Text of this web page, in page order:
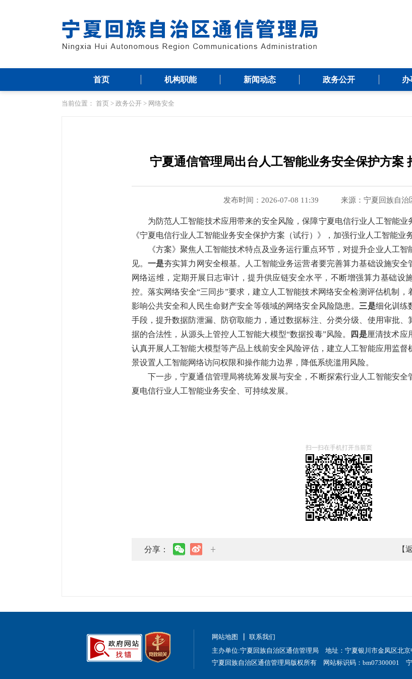
首页 机构职能 新闻动态 政务公开 办
当前位置： 首页 > 政务公开 > 网络安全
宁夏通信管理局出台人工智能业务安全保护方案
发布时间：2026-07-08 11:39 来源： 宁夏回族自治
为防范人工智能技术应用带来的安全风险，保障宁夏电信行业人工智能业
《宁夏电信行业人工智能业务安全保护方案（试行）》， 加强行业人工智能业
《方案》聚焦人工智能技术特点及业务运行重点环节，对提升企业人工
见。 一是夯实算力网安全根基。人工智能业务运营者要完善算力基础设施安
网络运维，定期开展日志审计，提升供应链安全水平，不断增强算力基础设
控。落实网络安全“三同步”要求，建立人工智能技术网络安全检测评估机制，
影响公共安全和人民生命财产安全等领域的网络安全风险隐患。 三是细化训练
手段，提升数据防泄漏、防窃取能力， 通过数据标注、分类分级、使用审批
据的合法性，从源头上管控人工智能大模型“数据投毒”风险。 四是厘清技术应
认真开展人工智能大模型等产品上线前安全风险评估，建立人工智能应用监
景设置人工智能网络访问权限和操作能力边界，降低系统滥用风险。
下一步，宁夏通信管理局将统筹发展与安全，不断探索行业人工智能安
夏电信行业人工智能业务安全、可持续发展。
扫一扫在手机打开当前页
分享： 【
网站地图
联系我们
主办单位:宁夏回族自治区通信管理局 地址：宁夏银川市金凤区北
宁夏回族自治区通信管理局版权所有 网站标识码：bm07300001